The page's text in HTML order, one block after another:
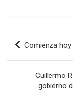
ce
b
o
o
k
tt
er
Navegación
Comienza hoy
Guillermo
gobierno